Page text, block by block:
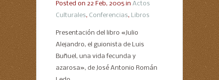
Posted on 22 Feb, 2005 in Actos
Culturales, Conferencias, Libros
Presentación del libro «Julio
Alejandro, el guionista de Luis
Buñuel, una vida fecunda y
azarosa», de José Antonio Román